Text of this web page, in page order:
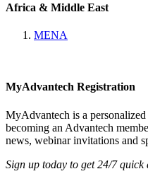
Africa & Middle East
MENA
MyAdvantech Registration
MyAdvantech is a
becoming an Advantech
news, webinar invitations and
Sign up today to get 24/7